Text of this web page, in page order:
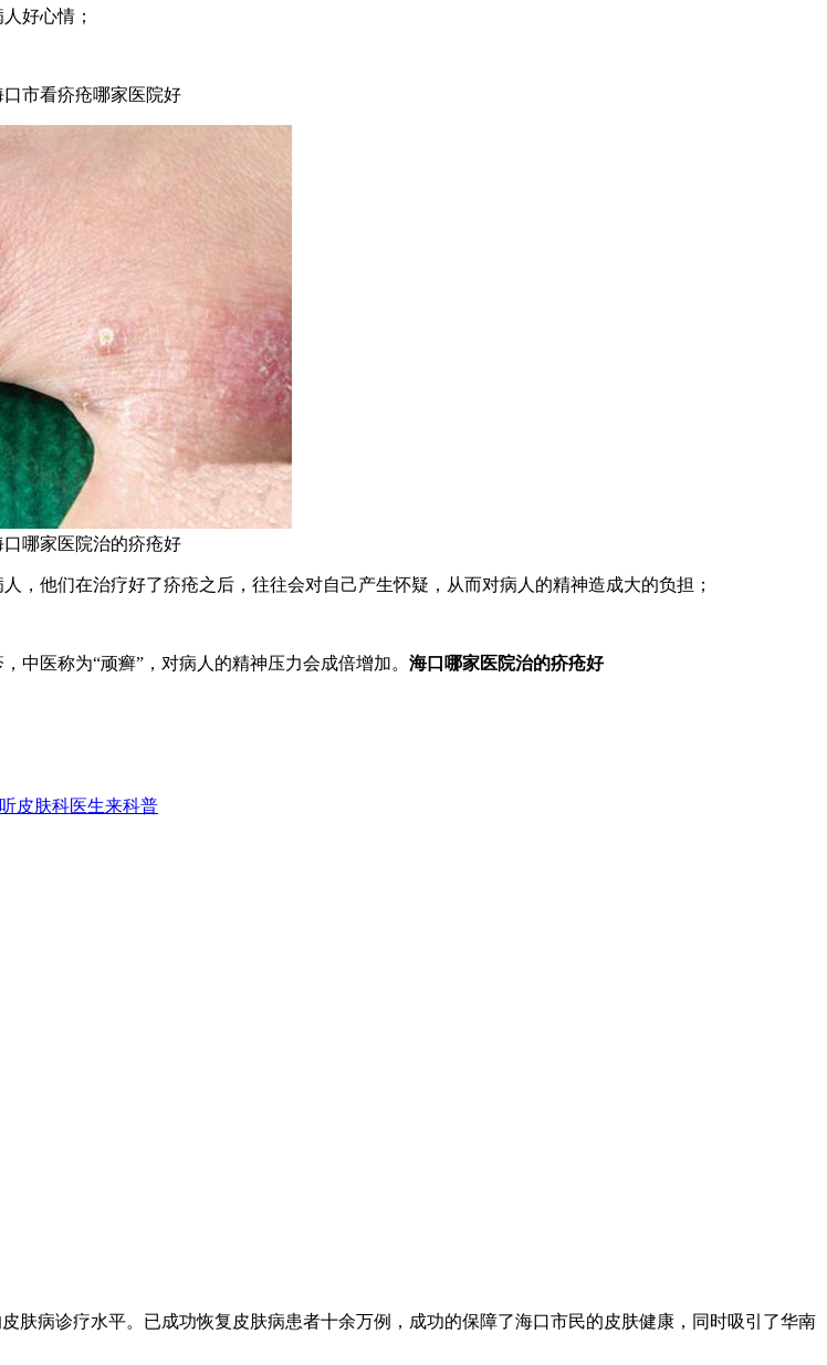
好心情；
市看疥疮哪家医院好
口哪家医院治的疥疮好
他们在治疗好了疥疮之后，往往会对自己产生怀疑，从而对病人的精神造成大的负担；
医称为“顽癣”，对病人的精神压力会成倍增加。 海口哪家医院治的疥疮好
皮肤科医生来科普
病诊疗水平。已成功恢复皮肤病患者十余万例，成功的保障了海口市民的皮肤健康，同时吸引了华南